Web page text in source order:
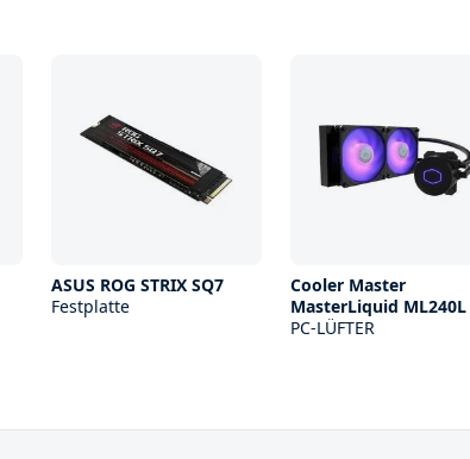
ASUS ROG STRIX SQ7
Festplatte
Cooler Master
MasterLiquid ML240L
PC-LÜFTER